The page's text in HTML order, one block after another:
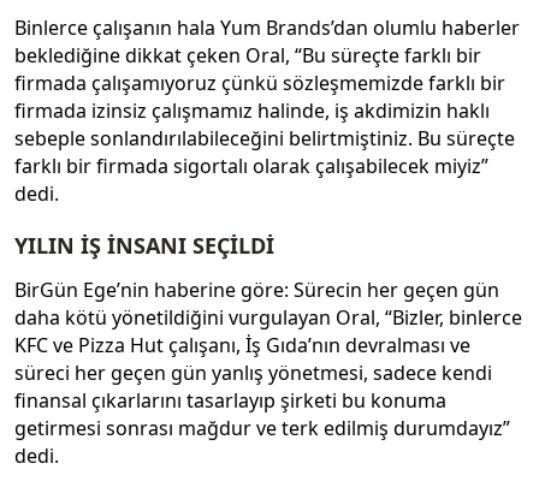
Binlerce çalışanın hala Yum Brands’dan olumlu haberler
beklediğine dikkat çeken Oral, “Bu süreçte farklı bir
firmada çalışamıyoruz çünkü sözleşmemizde farklı bir
firmada izinsiz çalışmamız halinde, iş akdimizin haklı
sebeple sonlandırılabileceğini belirtmiştiniz. Bu süreçte
farklı bir firmada sigortalı olarak çalışabilecek miyiz”
dedi.
YILIN İŞ İNSANI SEÇİLDİ
BirGün Ege’nin haberine göre: Sürecin her geçen gün
daha kötü yönetildiğini vurgulayan Oral, “Bizler, binlerce
KFC ve Pizza Hut çalışanı, İş Gıda’nın devralması ve
süreci her geçen gün yanlış yönetmesi, sadece kendi
finansal çıkarlarını tasarlayıp şirketi bu konuma
getirmesi sonrası mağdur ve terk edilmiş durumdayız”
dedi.